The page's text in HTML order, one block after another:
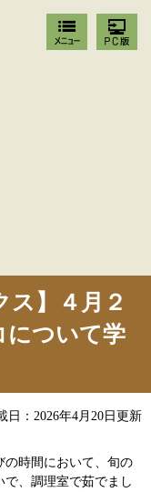
ス】４月２
について学
：2026年4月20日更新
の時間において、旬の
、調理室で茹でまし